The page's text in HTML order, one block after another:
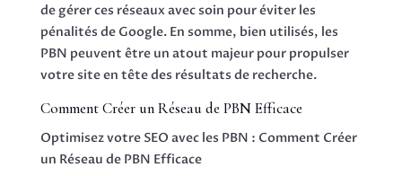
de gérer ces réseaux avec soin pour éviter les
pénalités de Google. En somme, bien utilisés, les
PBN peuvent être un atout majeur pour propulser
votre site en tête des résultats de recherche.
Comment Créer un Réseau de PBN Efficace
Optimisez votre SEO avec les PBN : Comment Créer
un Réseau de PBN Efficace